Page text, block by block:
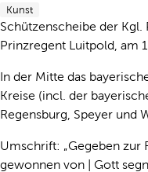
Kunst
Schützenscheibe der
Prinzregent Luitpold, am
In der Mitte das
Kreise (incl. der
Regensburg, Speyer und
Umschrift: „Gegeben zur
gewonnen von | Gott